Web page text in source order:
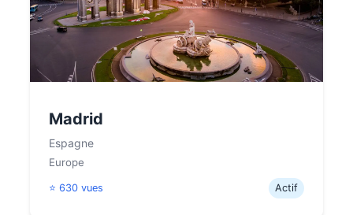
Madrid
Espagne
Europe
⭐ 630 vues Actif